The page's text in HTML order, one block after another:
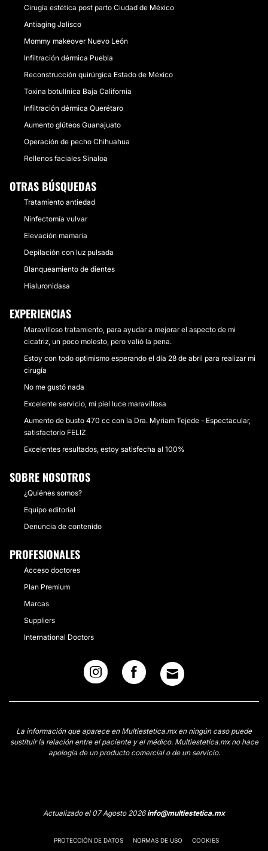
Cirugía estética post parto Ciudad de México
Antiaging Jalisco
Mommy makeover Nuevo León
Infiltración dérmica Puebla
Reconstrucción quirúrgica Estado de México
Toxina botulínica Baja California
Infiltración dérmica Querétaro
Aumento glúteos Guanajuato
Operación de pecho Chihuahua
Rellenos faciales Sinaloa
OTRAS BÚSQUEDAS
Tratamiento antiedad
Ninfectomía vulvar
Elevación mamaria
Depilación con luz pulsada
Blanqueamiento de dientes
Hialuronidasa
EXPERIENCIAS
Maravilloso tratamiento, para ayudar a mejorar el aspecto de mi
cicatriz, un poco molesto, pero valió la pena.
Estoy con todo optimismo esperando el día 28 de abril para realizar mi
cirugía
No me gustó nada
Excelente servicio, mi piel luce maravillosa
Aumento de busto 470 cc con la Dra. Myriam Tejede - Espectacular,
satisfactorio FELIZ
Excelentes resultados, estoy satisfecha al 100%
SOBRE NOSOTROS
¿Quiénes somos?
Equipo editorial
Denuncia de contenido
PROFESIONALES
Acceso doctores
Plan Premium
Marcas
Suppliers
International Doctors
La información que aparece en Multiestetica.mx en ningún caso puede
sustituir la relación entre el paciente y el médico. Multiestetica.mx no hace
apología de un producto comercial o de un servicio.
Actualizado el 07 Agosto 2026info@multiestetica.mx
PROTECCIÓN DE DATOS NORMAS DE USO COOKIES